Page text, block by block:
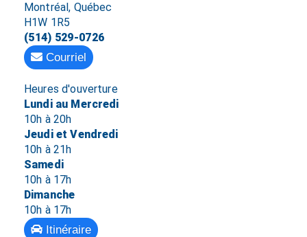
Montréal, Québec
H1W 1R5
(514) 529-0726
Courriel
Heures d'ouverture
Lundi au Mercredi
10h à 20h
Jeudi et Vendredi
10h à 21h
Samedi
10h à 17h
Dimanche
10h à 17h
Itinéraire